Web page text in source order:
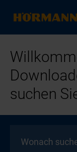
suchen